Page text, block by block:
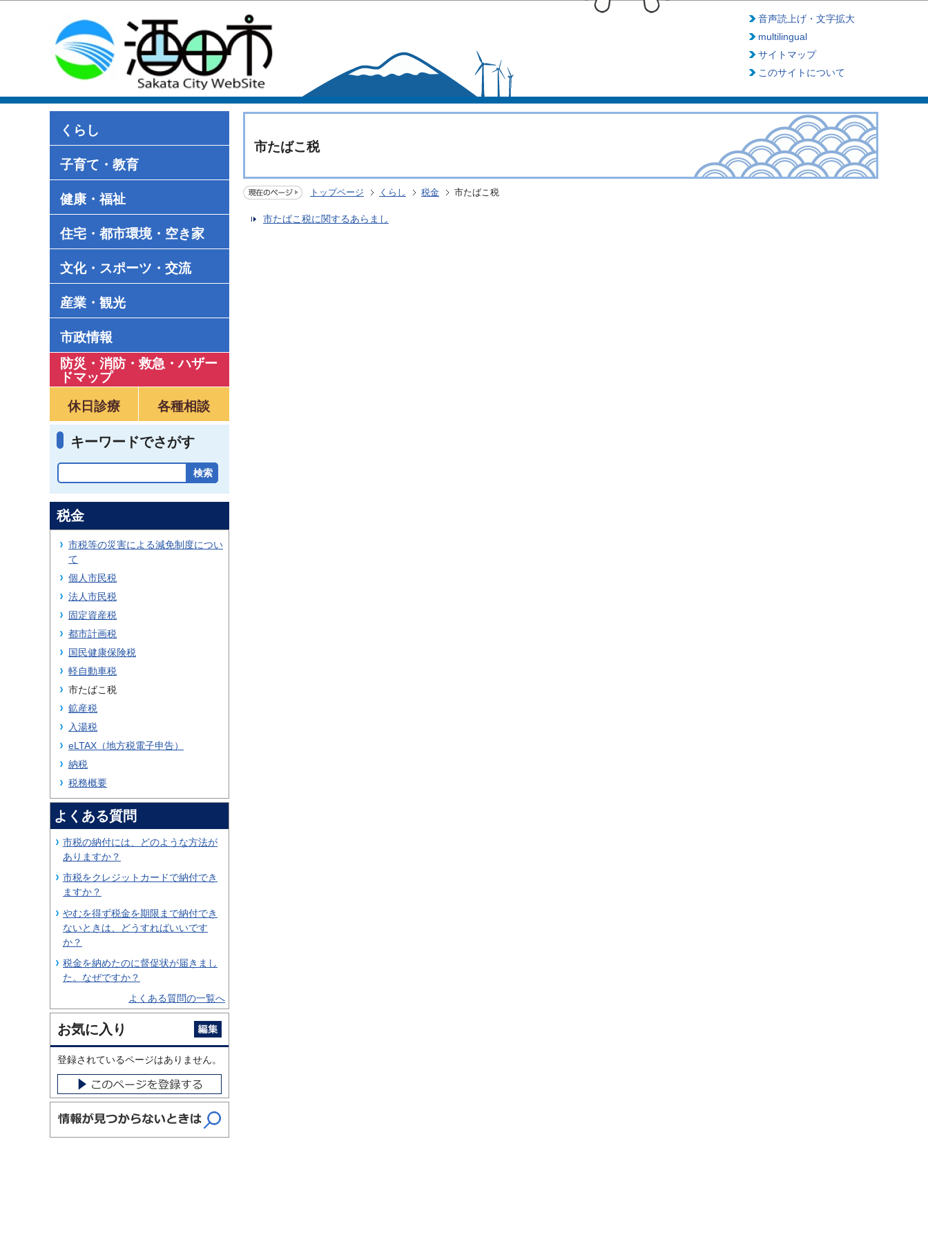
音声読上げ・文字拡大
multilingual
サイトマップ
このサイトについて
くらし
子育て・教育
健康・福祉
住宅・都市環境・空き家
文化・スポーツ・交流
産業・観光
市政情報
防災・消防・救急 ・ハザー
ドマップ
休日診療
各種相談
キーワードでさがす
市たばこ税
トップページ くらし 税金 市たばこ税
市たばこ税に関するあらまし
税金
市税等の災害による減免制度につい
て
個人市民税
法人市民税
固定資産税
都市計画税
国民健康保険税
軽自動車税
市たばこ税
鉱産税
入湯税
eLTAX（地方税電子申告）
納税
税務概要
よくある質問
市税の納付には、どのような方法が
ありますか？
市税をクレジットカードで納付でき
ますか？
やむを得ず税金を期限まで納付でき
ないときは、どうすればいいです
か？
税金を納めたのに督促状が届きまし
た。なぜですか？
よくある質問の一覧へ
お気に入り
登録されているページはありません。